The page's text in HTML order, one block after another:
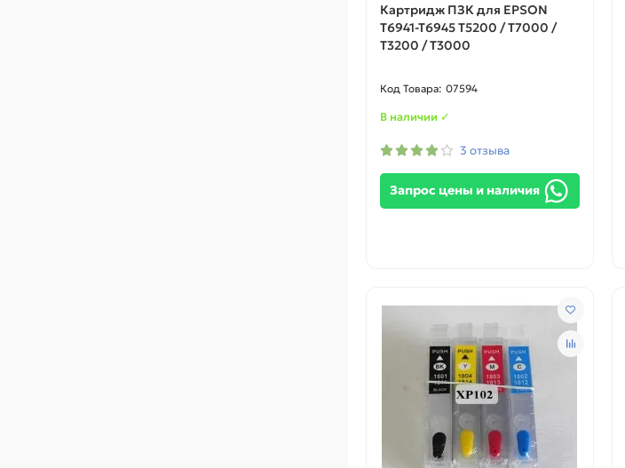
Картридж ПЗК для EPSON
T6941-T6945 T5200 / T7000 /
T3200 / T3000
07594
В наличии ✓
3 отзыва
Запрос цены и наличия